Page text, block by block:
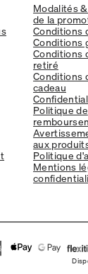
Modalités
de la
Conditions
Conditions
Conditions
retiré
Conditions
cadeau
Politique de
aux
Politique
Mentions